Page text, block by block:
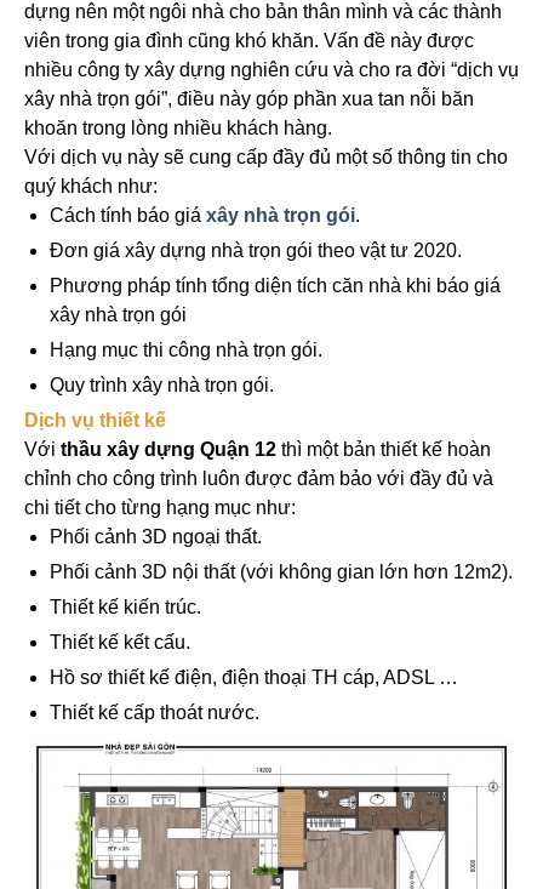
dựng nên một ngôi nhà cho bản thân mình và các thành
viên trong gia đình cũng khó khăn. Vấn đề này được
nhiều công ty xây dựng nghiên cứu và cho ra đời “dịch vụ
xây nhà trọn gói”, điều này góp phần xua tan nỗi băn
khoăn trong lòng nhiều khách hàng.
Với dịch vụ này sẽ cung cấp đầy đủ một số thông tin cho
quý khách như:
Cách tính báo giá xây nhà trọn gói.
Đơn giá xây dựng nhà trọn gói theo vật tư 2020.
Phương pháp tính tổng diện tích căn nhà khi báo giá
xây nhà trọn gói
Hạng mục thi công nhà trọn gói.
Quy trình xây nhà trọn gói.
Dịch vụ thiết kế
Với thầu xây dựng Quận 12 thì một bản thiết kế hoàn
chỉnh cho công trình luôn được đảm bảo với đầy đủ và
chi tiết cho từng hạng mục như:
Phối cảnh 3D ngoại thất.
Phối cảnh 3D nội thất (với không gian lớn hơn 12m2).
Thiết kế kiến trúc.
Thiết kế kết cấu.
Hồ sơ thiết kế điện, điện thoại TH cáp, ADSL …
Thiết kế cấp thoát nước.